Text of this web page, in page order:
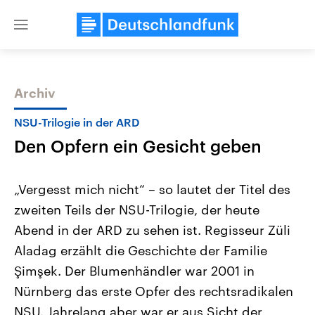
Close
Themen
Landtagswahl Sachsen-Anhalt
2026
Alle Informationen
Sachsen-Anhalt wählt am 6.
September 2026 einen neuen
Landtag. Seit 2021 wird das
Bundesland von einer Koalition aus
USA
Aktuelle Beiträge,
Hintergründe
Wirtschaftlich und
gehören die Vereinigten
mit großem Einfluss auf
Archiv
NSU-Trilogie in der ARD
Den Opfern ein Gesicht geben
„Vergesst mich nicht“ – so lautet der Titel des
zweiten Teils der NSU-Trilogie, der heute
Abend in der ARD zu sehen ist. Regisseur Züli
Aladag erzählt die Geschichte der Familie
Şimşek. Der Blumenhändler war 2001 in
Nürnberg das erste Opfer des rechtsradikalen
NSU. Jahrelang aber war er aus Sicht der